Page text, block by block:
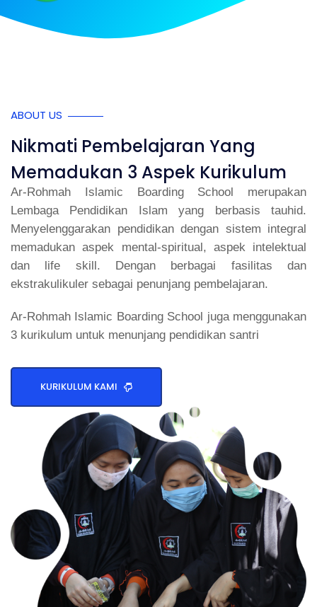
ABOUT US
Nikmati Pembelajaran Yang
Memadukan 3 Aspek Kurikulum
Ar-Rohmah Islamic Boarding School merupakan
Lembaga Pendidikan Islam yang berbasis tauhid.
Menyelenggarakan pendidikan dengan sistem integral
memadukan aspek mental-spiritual, aspek intelektual
dan life skill. Dengan berbagai fasilitas dan
ekstrakulikuler sebagai penunjang pembelajaran.
Ar-Rohmah Islamic Boarding School juga menggunakan
3 kurikulum untuk menunjang pendidikan santri
KURIKULUM KAMI